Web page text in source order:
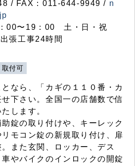
/ FAX：011-644-9949 / n
00〜19：00 土・日・祝
張工事24時間
取付可
なら、「カギの１１０番・カ
下さい。全国一の店舗数で信
します。
錠の取り付けや、キーレック
モコン錠の新規取り付け、扉
また玄関、ロッカー、デス
やバイクのインロックの開錠